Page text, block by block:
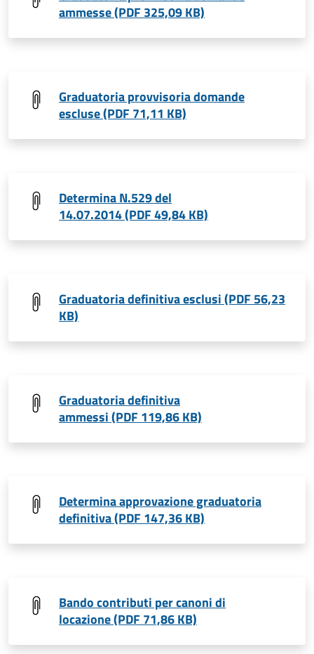
ammesse (PDF 325,09 KB)
Graduatoria provvisoria domande
escluse (PDF 71,11 KB)
Determina N.529 del
14.07.2014 (PDF 49,84 KB)
Graduatoria definitiva esclusi (PDF 56,23
KB)
Graduatoria definitiva
ammessi (PDF 119,86 KB)
Determina approvazione graduatoria
definitiva (PDF 147,36 KB)
Bando contributi per canoni di
locazione (PDF 71,86 KB)